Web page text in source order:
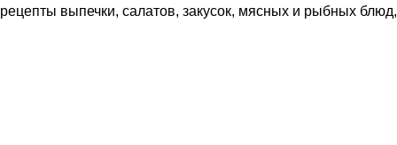
рецепты выпечки, салатов, закусок, мясных и рыбных